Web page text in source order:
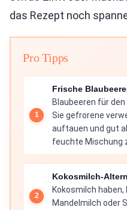
das Rezept noch
Pro Tipps
Frische
Blaubeeren für
Sie gefrorene
auftauen und gut
feuchte Mischung
Kokosmilch-
Kokosmilch haben,
Mandelmilch oder